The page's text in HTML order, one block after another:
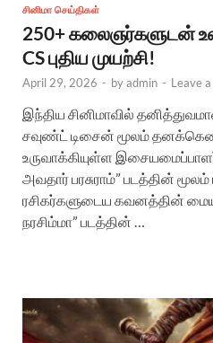
சினிமா செய்திகள்
250+ கலைஞர்களுடன்
CS புதிய முயற்சி!
April 29, 2026 - byadmin - Leave
இந்திய சினிமாவில்
சவுண்ட் டிசைன் மூலம்
உருவாக்கியுள்ள
அவதார் பரசுராம்” படத்தின்
ரசிகர்களுடைய கவனத்தின்
நரசிம்மா” படத்தின் …